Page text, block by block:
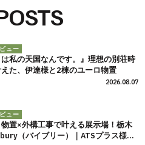
ュー
は私の天国なんです。』理想の別荘時
た、伊達様と2棟のユーロ物置
2026.08.07
ュー
置×外構工事で叶える展示場！栃木
（バイブリー）｜ATSプラス様の